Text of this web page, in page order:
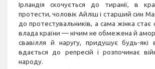
Ірландія скочується до тиранії, в
протести, чоловік Айліш і старший син
до протестувальників, а сама жінка стає
влада країни — нічим не обмежена й
свавілля й наругу, придушує будь-які
вдається до репресій і розпочинає
народу.